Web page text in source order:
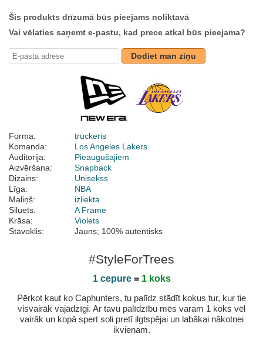
Šis produkts drīzumā būs pieejams noliktavā
Vai vēlaties saņemt e-pastu, kad prece atkal būs pieejama?
Dodiet man ziņu
Forma:
truckeris
Komanda:
Los Angeles Lakers
Auditorija:
Pieaugušajiem
Aizvēršana:
Snapback
Dizains:
Unisekss
Līga:
NBA
Maliņš:
izliekta
Siluets:
A Frame
Krāsa:
Violets
Stāvoklis:
Jauns; 100% autentisks
#StyleForTrees
1 cepure= 1 koks
Pērkot kaut ko Caphunters, tu palīdz stādīt kokus tur, kur tie
visvairāk vajadzīgi. Ar tavu palīdzību mēs varam 1 koks vēl
vairāk un kopā spert soli pretī ilgtspējai un labākai nākotnei
ikvienam.